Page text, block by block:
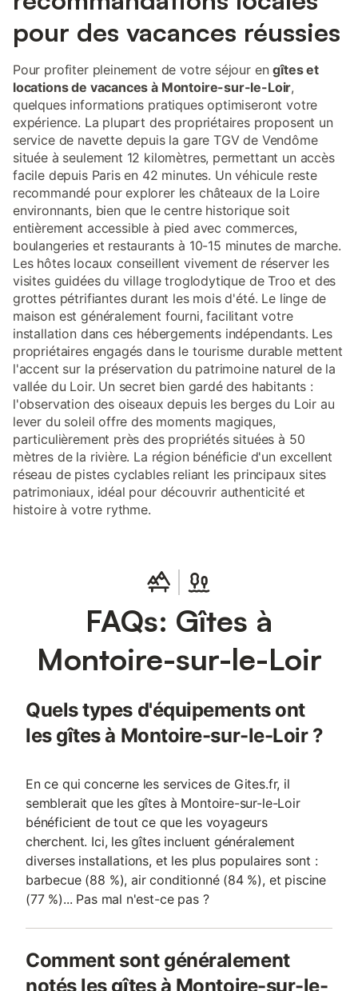
pour des vacances réussies
Pour profiter pleinement de votre séjour engîtes et
locations de vacances à Montoire-sur-le-Loir,
quelques informations pratiques optimiseront votre
expérience. La plupart des propriétaires proposent un
service de navette depuis la gare TGV de Vendôme
située à seulement 12 kilomètres, permettant un accès
facile depuis Paris en 42 minutes. Un véhicule reste
recommandé pour explorer les châteaux de la Loire
environnants, bien que le centre historique soit
entièrement accessible à pied avec commerces,
boulangeries et restaurants à 10-15 minutes de marche.
Les hôtes locaux conseillent vivement de réserver les
visites guidées du village troglodytique de Troo et des
grottes pétrifiantes durant les mois d'été. Le linge de
maison est généralement fourni, facilitant votre
installation dans ces hébergements indépendants. Les
propriétaires engagés dans le tourisme durable mettent
l'accent sur la préservation du patrimoine naturel de la
vallée du Loir. Un secret bien gardé des habitants :
l'observation des oiseaux depuis les berges du Loir au
lever du soleil offre des moments magiques,
particulièrement près des propriétés situées à 50
mètres de la rivière. La région bénéficie d'un excellent
réseau de pistes cyclables reliant les principaux sites
patrimoniaux, idéal pour découvrir authenticité et
histoire à votre rythme.
FAQs: Gîtes à
Montoire-sur-le-Loir
Quels types d'équipements ont
les gîtes à Montoire-sur-le-Loir ?
En ce qui concerne les services de Gites.fr, il
semblerait que les gîtes à Montoire-sur-le-Loir
bénéficient de tout ce que les voyageurs
cherchent. Ici, les gîtes incluent généralement
diverses installations, et les plus populaires sont :
barbecue (88 %), air conditionné (84 %), et piscine
(77 %)... Pas mal n'est-ce pas ?
Comment sont généralement
notés les gîtes à Montoire-sur-le-